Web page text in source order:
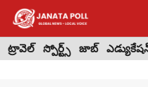
Skip
content
ట్రావెల్ స్పోర్ట్స్ జాబ్